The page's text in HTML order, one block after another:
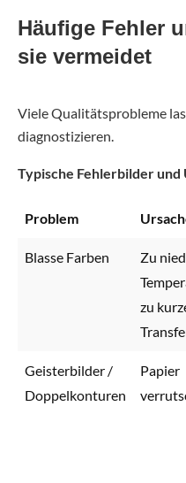
Häufige Fehler
sie vermeidet
Viele Qualitätsprobleme
diagnostizieren.
Typische Fehlerbilder und
Problem
Blasse Farben
Zu
zu
Geisterbilder /
Doppelkonturen
Papier